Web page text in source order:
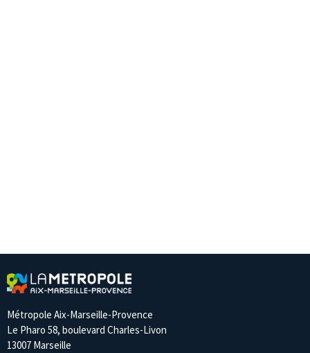
Métropole Aix-Marseille-Provence
Le Pharo 58, boulevard Charles-Livon
13007 Marseille